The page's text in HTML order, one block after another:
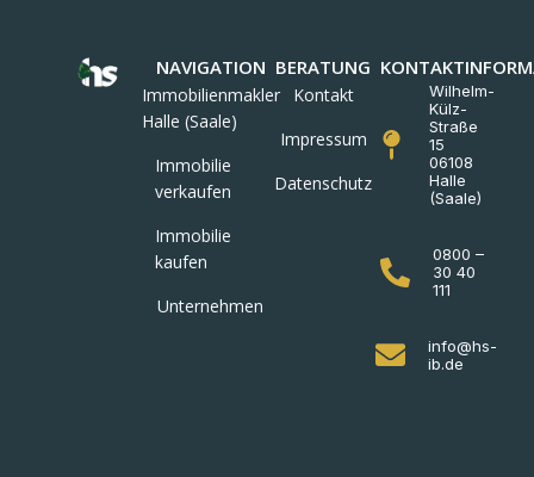
NAVIGATION
Immobilienmakler
Halle (Saale)
Immobilie
verkaufen
Immobilie
kaufen
Unternehmen
BERATUNG
Kontakt
Impressum
Datenschutz
Wilhelm-
Külz-
Straße
15
06108
Halle
(Saale)
0800 –
30 40
111
info@hs-
ib.de